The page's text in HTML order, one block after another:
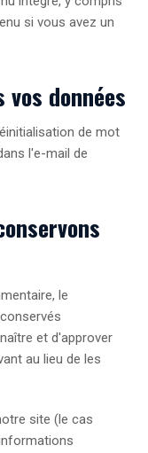
si vous avez un
données
de mot
l'e-mail de
le
et d'approver
au lieu de les
site (le cas